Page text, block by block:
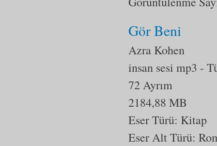
Gör Beni
Azra Kohen
insan sesi mp3 -
72 Ayrım
2184,88 MB
Eser Türü: Kitap
Eser Alt Türü: